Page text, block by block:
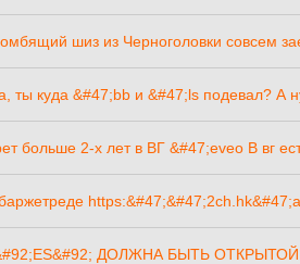
шиз из Черноголовки совсем
ты куда &#47;bb и &#47;ls подевал? А
больше 2-х лет в ВГ &#47;eveo В вг
ДОЛЖНА БЫТЬ ОТКРЫТОЙ